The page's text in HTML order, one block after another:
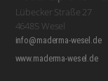
Lübecker Straße 27
46485 Wesel
info@maderma-wesel.de
www.maderma-wesel.de